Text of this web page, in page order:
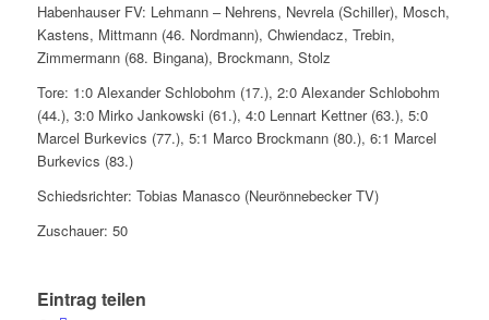
Habenhauser FV: Lehmann – Nehrens, Nevrela (Schiller), Mosch,
Kastens, Mittmann (46. Nordmann), Chwiendacz, Trebin,
Zimmermann (68. Bingana), Brockmann, Stolz
Tore: 1:0 Alexander Schlobohm (17.), 2:0 Alexander Schlobohm
(44.), 3:0 Mirko Jankowski (61.), 4:0 Lennart Kettner (63.), 5:0
Marcel Burkevics (77.), 5:1 Marco Brockmann (80.), 6:1 Marcel
Burkevics (83.)
Schiedsrichter: Tobias Manasco (Neurönnebecker TV)
Zuschauer: 50
Eintrag teilen